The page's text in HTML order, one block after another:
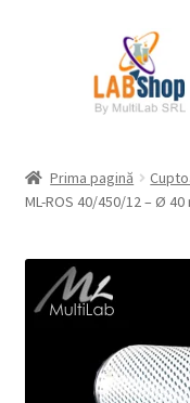
Contul meu
Coș
Plată
Request a Quote
Prima pagină
ML-ROS 40/450/12 – Ø